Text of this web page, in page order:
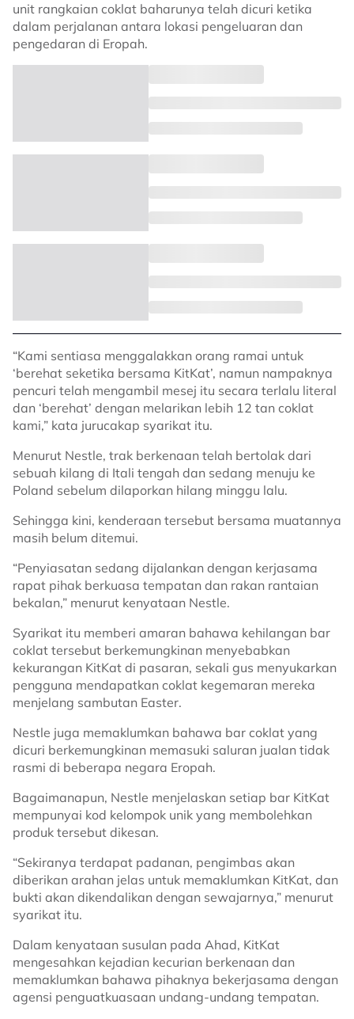
unit rangkaian coklat baharunya telah dicuri ketika
dalam perjalanan antara lokasi pengeluaran dan
pengedaran di Eropah.
“Kami sentiasa menggalakkan orang ramai untuk
‘berehat seketika bersama KitKat’, namun nampaknya
pencuri telah mengambil mesej itu secara terlalu literal
dan ‘berehat’ dengan melarikan lebih 12 tan coklat
kami,” kata jurucakap syarikat itu.
Menurut Nestle, trak berkenaan telah bertolak dari
sebuah kilang di Itali tengah dan sedang menuju ke
Poland sebelum dilaporkan hilang minggu lalu.
Sehingga kini, kenderaan tersebut bersama muatannya
masih belum ditemui.
“Penyiasatan sedang dijalankan dengan kerjasama
rapat pihak berkuasa tempatan dan rakan rantaian
bekalan,” menurut kenyataan Nestle.
Syarikat itu memberi amaran bahawa kehilangan bar
coklat tersebut berkemungkinan menyebabkan
kekurangan KitKat di pasaran, sekali gus menyukarkan
pengguna mendapatkan coklat kegemaran mereka
menjelang sambutan Easter.
Nestle juga memaklumkan bahawa bar coklat yang
dicuri berkemungkinan memasuki saluran jualan tidak
rasmi di beberapa negara Eropah.
Bagaimanapun, Nestle menjelaskan setiap bar KitKat
mempunyai kod kelompok unik yang membolehkan
produk tersebut dikesan.
“Sekiranya terdapat padanan, pengimbas akan
diberikan arahan jelas untuk memaklumkan KitKat, dan
bukti akan dikendalikan dengan sewajarnya,” menurut
syarikat itu.
Dalam kenyataan susulan pada Ahad, KitKat
mengesahkan kejadian kecurian berkenaan dan
memaklumkan bahawa pihaknya bekerjasama dengan
agensi penguatkuasaan undang-undang tempatan.